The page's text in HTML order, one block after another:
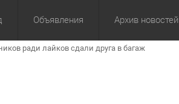
Культура Политика Спорт
Объявления Архив новостей
За сутки
ради лайков сдали друга в багаж